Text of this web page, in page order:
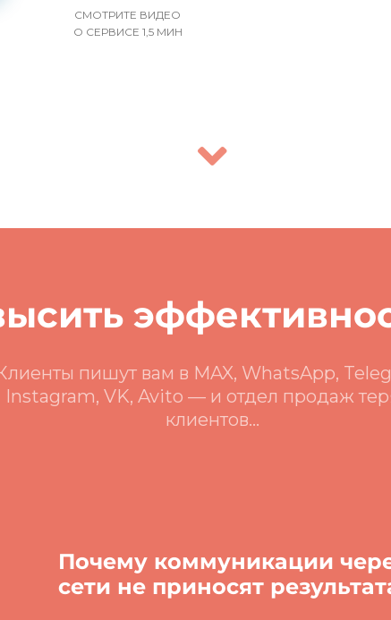
СМОТРИТЕ ВИДЕО
О СЕРВИСЕ 1,5 МИН
пишут вам в MAX, WhatsApp,
Instagram, VK, Avito — и отдел продаж
клиентов...
Почему коммуникации
сети не приносят